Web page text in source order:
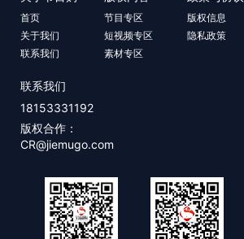
首页
关于我们
联系我们
节目专区
短视频专区
素材专区
版权信息
隐私政策
联系我们
18153331192
版权合作：
CR@jiemugo.com